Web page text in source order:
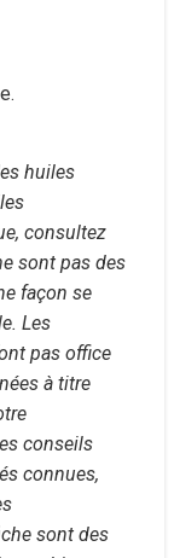
huiles
consultez
sont pas des
façon se
Les
pas office
à titre
conseils
connues,
sont des